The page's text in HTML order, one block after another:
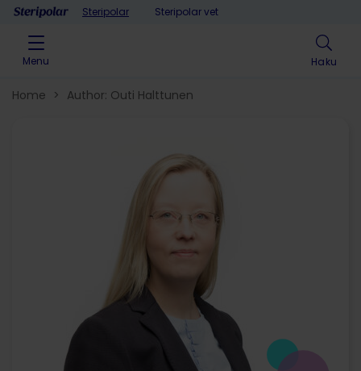
Skip to contentSteripolar Steripolar vet
Menu Haku
Home > Author: Outi Halttunen